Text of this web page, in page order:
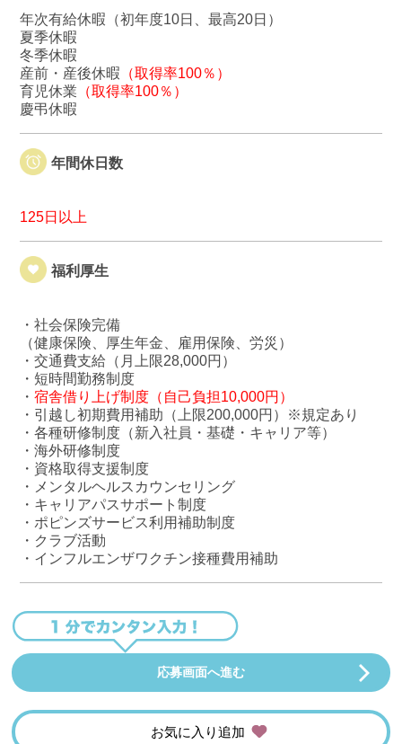
年次有給休暇（初年度10日、最高20日）
夏季休暇
冬季休暇
産前・産後休暇 （取得率100％）
育児休業 （取得率100％）
慶弔休暇
年間休日数
125日以上
福利厚生
・社会保険完備
（健康保険、厚生年金、雇用保険、労災）
・交通費支給（月上限28,000円）
・短時間勤務制度
・ 宿舎借り上げ制度（自己負担10,000円）
・引越し初期費用補助（上限200,000円）※規定あり
・各種研修制度（新入社員・基礎・キャリア等）
・海外研修制度
・資格取得支援制度
・メンタルヘルスカウンセリング
・キャリアパスサポート制度
・ポピンズサービス利用補助制度
・クラブ活動
・インフルエンザワクチン接種費用補助
応募画面へ進む
お気に入り追加